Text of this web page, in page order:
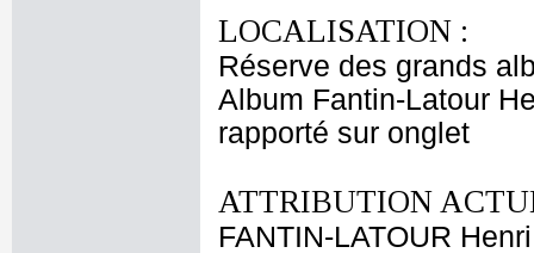
LOCALISATION :
Réserve des grands
Album Fantin-Latour
rapporté sur onglet
ATTRIBUTION
FANTIN-LATOUR Henri